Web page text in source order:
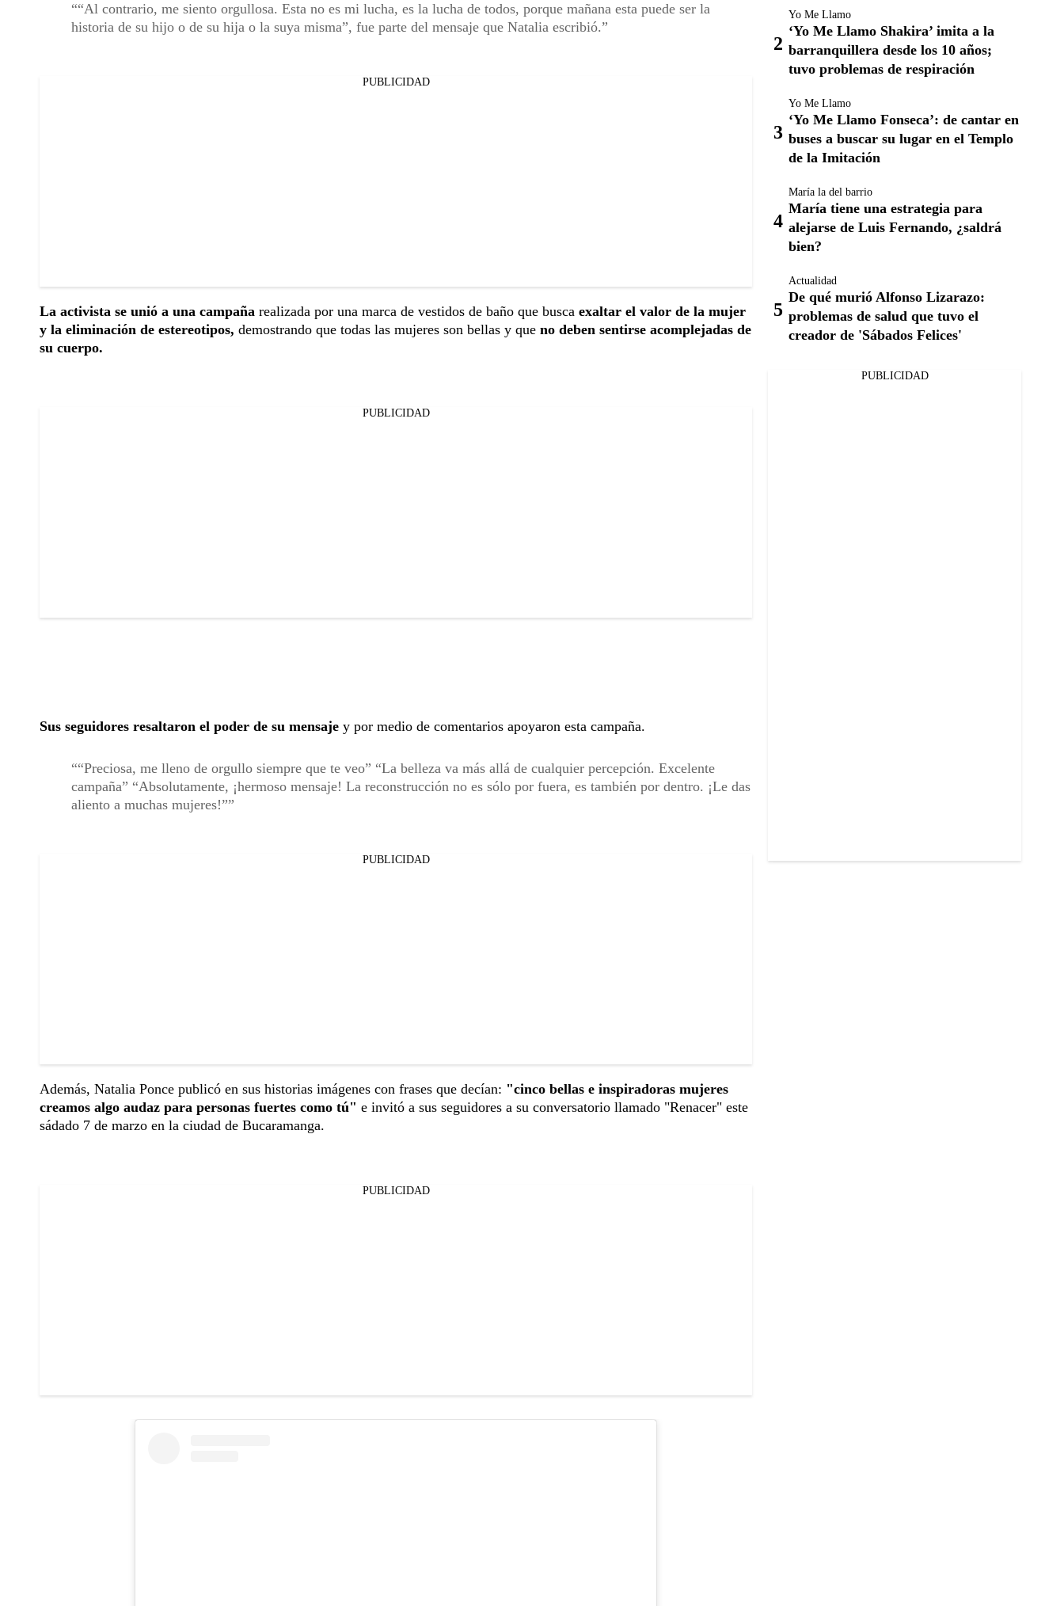
“Al contrario, me siento orgullosa. Esta no es mi lucha, es la lucha de todos, porque mañana esta puede ser la
historia de su hijo o de su hija o la suya misma”, fue parte del mensaje que Natalia escribió.
PUBLICIDAD
La activista se unió a una campaña realizada por una marca de vestidos de baño que busca exaltar el valor de la mujer
y la eliminación de estereotipos, demostrando que todas las mujeres son bellas y que no deben sentirse acomplejadas de
su cuerpo.
PUBLICIDAD
Sus seguidores resaltaron el poder de su mensaje y por medio de comentarios apoyaron esta campaña.
“Preciosa, me lleno de orgullo siempre que te veo” “La belleza va más allá de cualquier percepción. Excelente
campaña” “Absolutamente, ¡hermoso mensaje! La reconstrucción no es sólo por fuera, es también por dentro. ¡Le das
aliento a muchas mujeres!”
PUBLICIDAD
Además, Natalia Ponce publicó en sus historias imágenes con frases que decían: "cinco bellas e inspiradoras mujeres
creamos algo audaz para personas fuertes como tú" e invitó a sus seguidores a su conversatorio llamado "Renacer" este
sádado 7 de marzo en la ciudad de Bucaramanga.
PUBLICIDAD
Yo Me Llamo
‘Yo Me Llamo Shakira’ imita a la
barranquillera desde los 10 años;
tuvo problemas de respiración
Yo Me Llamo
‘Yo Me Llamo Fonseca’: de cantar en
buses a buscar su lugar en el Templo
de la Imitación
María la del barrio
María tiene una estrategia para
alejarse de Luis Fernando, ¿saldrá
bien?
Actualidad
De qué murió Alfonso Lizarazo:
problemas de salud que tuvo el
creador de 'Sábados Felices'
PUBLICIDAD